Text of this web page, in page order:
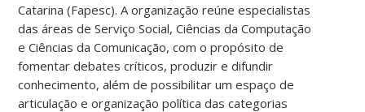
Catarina (Fapesc). A organização reúne especialistas
das áreas de Serviço Social, Ciências da Computação
e Ciências da Comunicação, com o propósito de
fomentar debates críticos, produzir e difundir
conhecimento, além de possibilitar um espaço de
articulação e organização política das categorias